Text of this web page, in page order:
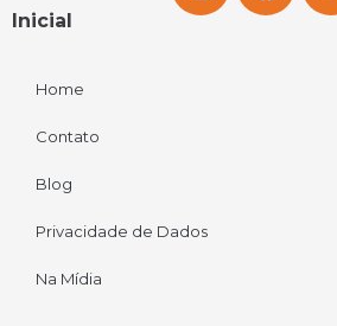
Inicial
Home
Contato
Blog
Privacidade de Dados
Na Mídia